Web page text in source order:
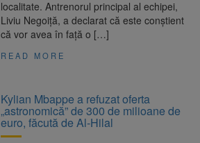
localitate. Antrenorul principal al echipei,
Liviu Negoiță, a declarat că este conștient
că vor avea în față o […]
READ MORE
Kylian Mbappe a refuzat oferta
„astronomică” de 300 de milioane de
euro, făcută de Al-Hilal